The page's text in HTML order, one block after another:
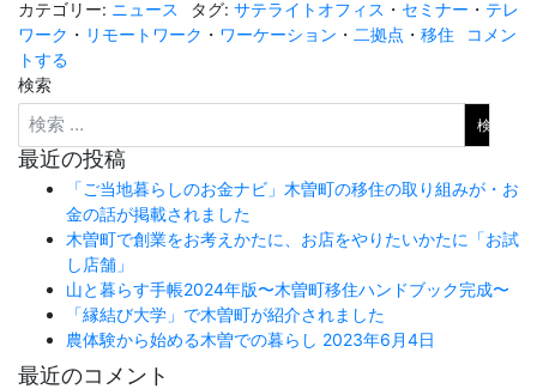
カテゴリー: ニュース タグ: サテライトオフィス ・ セミナー ・ テレ
ワーク ・ リモートワーク ・ ワーケーション ・ 二拠点 ・ 移住
コメン
トする
検索
最近の投稿
「ご当地暮らしのお金ナビ」木曽町の移住の取り組みが・お
金の話が掲載されました
木曽町で創業をお考えかたに、お店をやりたいかたに「お試
し店舗」
山と暮らす手帳2024年版〜木曽町移住ハンドブック完成〜
「縁結び大学」で木曽町が紹介されました
農体験から始める木曽での暮らし 2023年6月4日
最近のコメント